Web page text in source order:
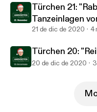
Türchen 21:
Tanzeinlagen
Nationalteam"
21 de dic de 2020 4
Türchen 20:
20 de dic de 2020